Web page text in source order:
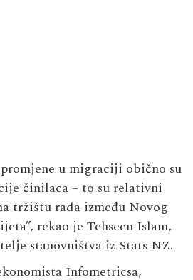
u migraciji obično su
činilaca – to su relativni
tržištu rada između Novog
rekao je Tehseen Islam,
stanovništva iz Stats NZ.
Infometricsa,